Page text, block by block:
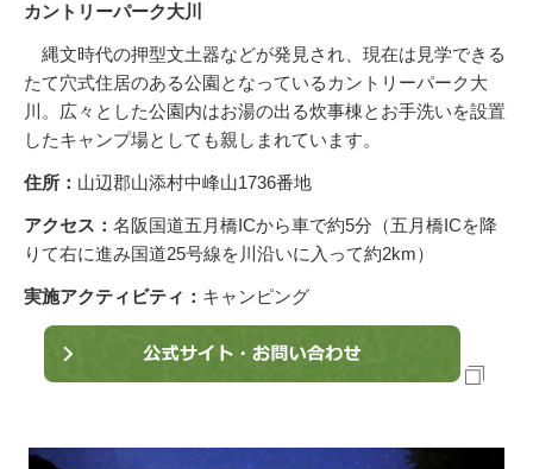
カントリーパーク大川
縄文時代の押型文土器などが発見され、現在は見学できる
たて穴式住居のある公園となっているカントリーパーク大
川。広々とした公園内はお湯の出る炊事棟とお手洗いを設置
したキャンプ場としても親しまれています。
住所： 山辺郡山添村中峰山1736番地
アクセス： 名阪国道五月橋ICから車で約5分（五月橋ICを降
りて右に進み国道25号線を川沿いに入って約2km）
実施アクティビティ： キャンピング